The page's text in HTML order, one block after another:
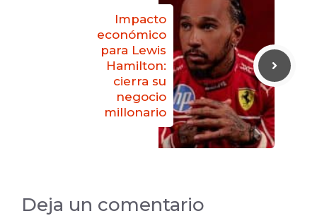
Impacto
económico
para Lewis
Hamilton:
cierra su
negocio
millonario
Deja un comentario